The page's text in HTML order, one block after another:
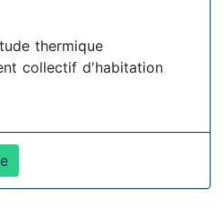
thermique
collectif d'habitation